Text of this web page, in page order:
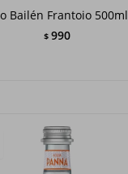
Bailén Frantoio 500ml
$ 990